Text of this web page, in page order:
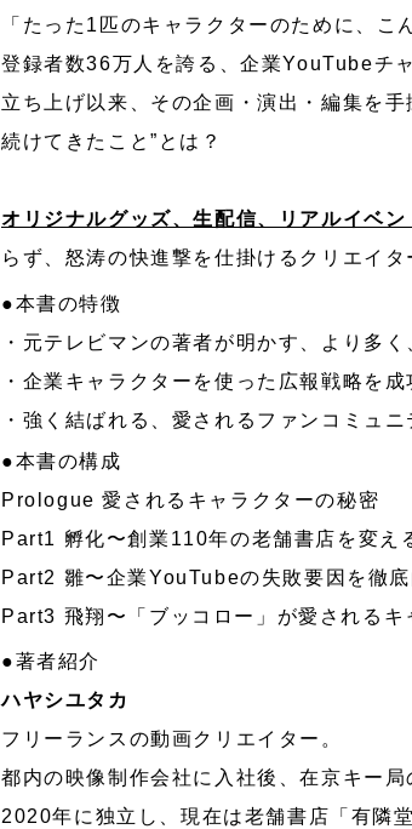
「たった1匹のキャラクターのために、こ
登録者数36万人を誇る、企業YouTubeチ
立ち上げ以来、その企画・演出・編集を
続けてきたこと”とは？
オリジナルグッズ、生配信、リアルイベ
らず、怒涛の快進撃を仕掛けるクリエイ
●本書の特徴
・元テレビマンの著者が明かす、より多
・企業キャラクターを使った広報戦略を
・強く結ばれる、愛されるファンコミュ
●本書の構成
Prologue 愛されるキャラクターの秘密
Part1 孵化〜創業110年の老舗書店を変え
Part2 雛〜企業YouTubeの失敗要因を徹底
Part3 飛翔〜「ブッコロー」が愛されるキ
●著者紹介
ハヤシユタカ
フリーランスの動画クリエイター。
都内の映像制作会社に入社後、在京キー
2020年に独立し、現在は老舗書店「有隣